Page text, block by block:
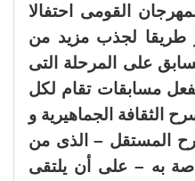
القومى احتفالا
طريقا لجذب مزيد من
على المرحلة التى
مسابقات تقام لكل
الثقافة الجماهيرية و
المستقل – الذى من
به – على أن يلتقى